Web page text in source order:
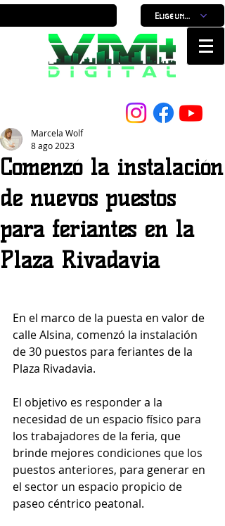
Elige un horario
Comenzó la instalación
de nuevos puestos
para feriantes en la
Plaza Rivadavia
Marcela Wolf
8 ago 2023
En el marco de la puesta en valor de
calle Alsina, comenzó la instalación
de 30 puestos para feriantes de la
Plaza Rivadavia.
El objetivo es responder a la
necesidad de un espacio físico para
los trabajadores de la feria, que
brinde mejores condiciones que los
puestos anteriores, para generar en
el sector un espacio propicio de
paseo céntrico peatonal.